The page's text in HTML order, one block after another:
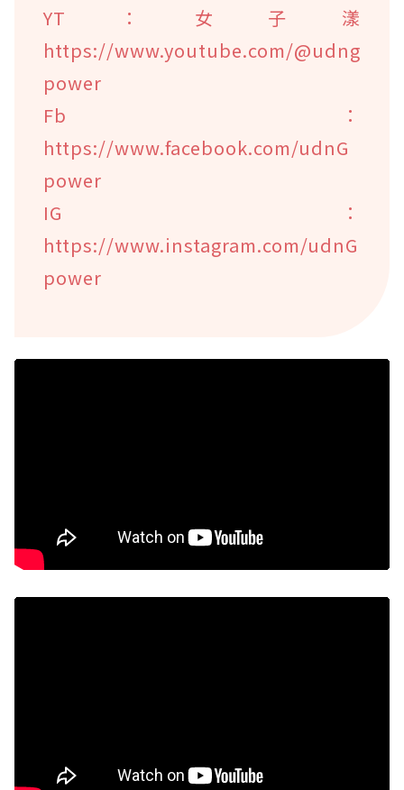
YT：女子漾
https://www.youtube.com/@udng
power
Fb：
https://www.facebook.com/udnG
power
IG：
https://www.instagram.com/udnG
power